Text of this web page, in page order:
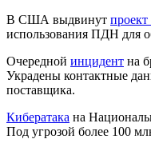
В США выдвинут проект
использования ПДН для
Очередной инцидент на
Украдены контактные
поставщика.
Кибератака на
Под угрозой более 100